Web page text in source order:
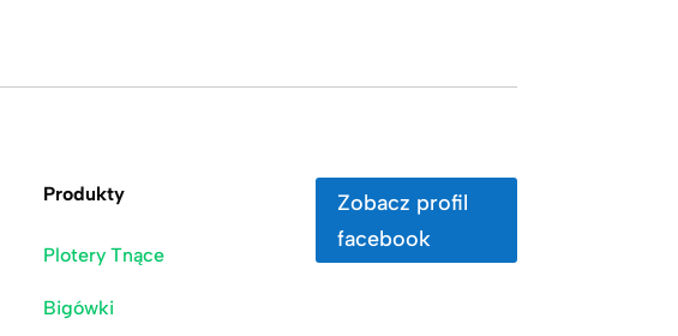
Produkty
Plotery Tnące
Bigówki
Zobacz profil
facebook